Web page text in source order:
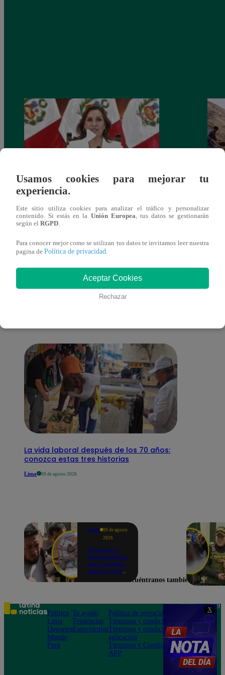
X
Congreso: proponen que el aumento del
salario presidencial se aplique desde 2026
También te puede
La vida laboral después de los 70 años:
conozca estas tres historias
Lima 09 de agosto 2026
Lima
09 de agosto
2026
Detienen a
extorsionador
que cobraba
cupos a obra
Usamos cookies para mejorar tu
experiencia.
Este sitio utiliza cookies para analizar el tráfico y personalizar
contenido. Si estás en la Unión Europea, tus datos se gestionarán
según el RGPD.
Para conocer mejor como se utilizan tus datos te invitamos leer nuestra
pagina de Política de privacidad.
Aceptar Cookies
Rechazar
Encuéntranos también en
Política
Lima
Deportes
Mundo
Perú
Te ayudo
Tendencias
Espectáculos
Política de privacidad
Términos y condiciones
Términos y condiciones
aplicación
Términos y Condiciones
APP
Teléfono: 219
Av. San
Felipe 968
Jesús María